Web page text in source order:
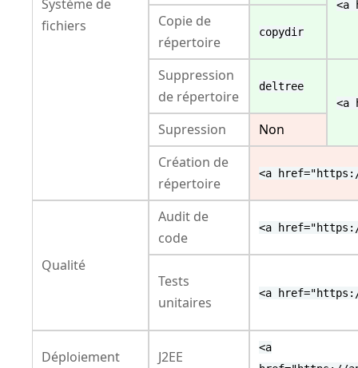
Système de
fichiers
<a
Copie de
répertoire
copydir
Suppression
de répertoire
deltree
<a
Supression
Non
Création de
répertoire
<a
Qualité
Audit de
code
<a
Tests
unitaires
<a
Déploiement J2EE
<a